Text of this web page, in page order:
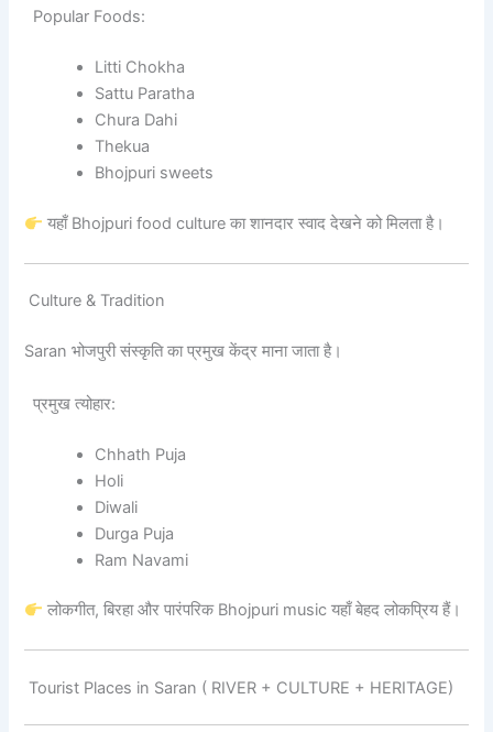
Popular Foods:
Litti Chokha
Sattu Paratha
Chura Dahi
Thekua
Bhojpuri sweets
यहाँ Bhojpuri food culture का शानदार स्वाद देखने को मिलता है।
Culture & Tradition
Saran भोजपुरी संस्कृति का प्रमुख केंद्र माना जाता है।
प्रमुख त्योहार:
Chhath Puja
Holi
Diwali
Durga Puja
Ram Navami
लोकगीत, बिरहा और पारंपरिक Bhojpuri music यहाँ बेहद लोकप्रिय हैं।
Tourist Places in Saran ( RIVER + CULTURE + HERITAGE)